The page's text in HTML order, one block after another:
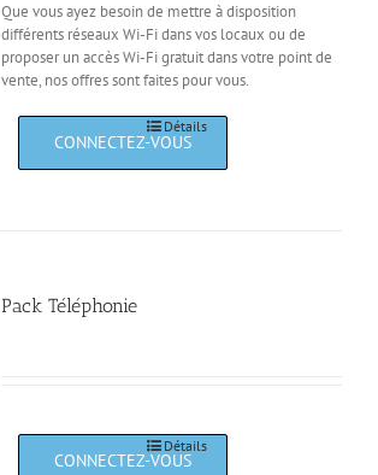
Que vous ayez besoin de mettre à disposition
différents réseaux Wi-Fi dans vos locaux ou de
proposer un accès Wi-Fi gratuit dans votre point de
vente, nos offres sont faites pour vous.
Détails
Pack Téléphonie
Détails